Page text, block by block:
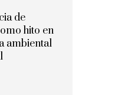
de
hito en
ambiental